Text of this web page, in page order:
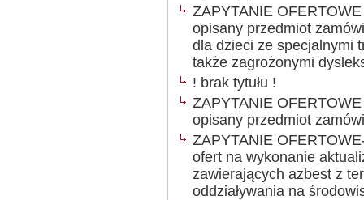
ZAPYTANIE
opisany przedmiot
dla dzieci ze specjalnymi
także zagrożonymi
! brak tytułu !
ZAPYTANIE
opisany przedmiot
ZAPYTANIE
ofert na wykonanie
zawierających azbest z
oddziaływania na